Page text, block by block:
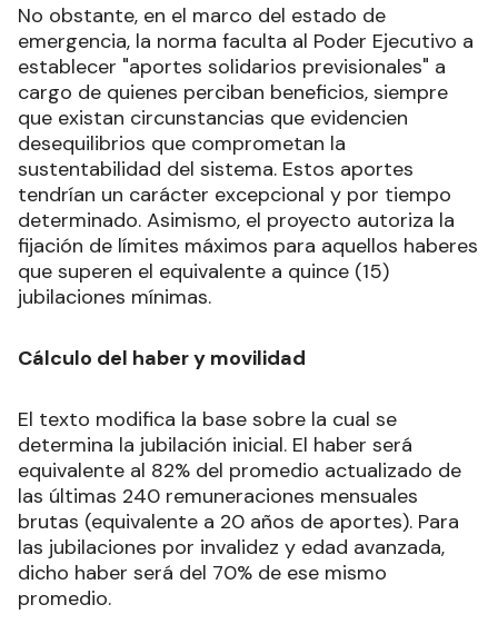
No obstante, en el marco del estado de
emergencia, la norma faculta al Poder Ejecutivo a
establecer "aportes solidarios previsionales" a
cargo de quienes perciban beneficios, siempre
que existan circunstancias que evidencien
desequilibrios que comprometan la
sustentabilidad del sistema. Estos aportes
tendrían un carácter excepcional y por tiempo
determinado. Asimismo, el proyecto autoriza la
fijación de límites máximos para aquellos haberes
que superen el equivalente a quince (15)
jubilaciones mínimas.
Cálculo del haber y movilidad
El texto modifica la base sobre la cual se
determina la jubilación inicial. El haber será
equivalente al 82% del promedio actualizado de
las últimas 240 remuneraciones mensuales
brutas (equivalente a 20 años de aportes). Para
las jubilaciones por invalidez y edad avanzada,
dicho haber será del 70% de ese mismo
promedio.